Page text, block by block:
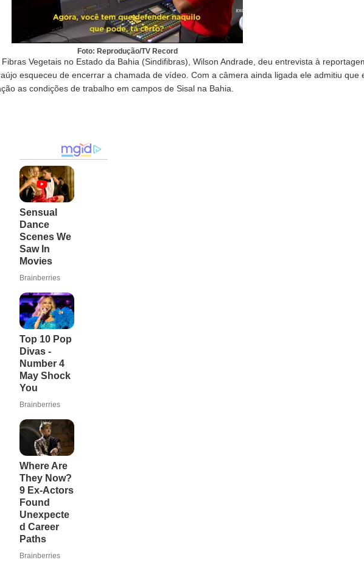
Foto: Reprodução/TV Record
Vegetais no Estado da Bahia (Sindifibras), Wilson Andrade, deu entrevista à
esqueceu de encerrar a chamada de vídeo. Com a câmera ainda ligada ele admitiu que
as condições de trabalho em campos de Sisal na Bahia.